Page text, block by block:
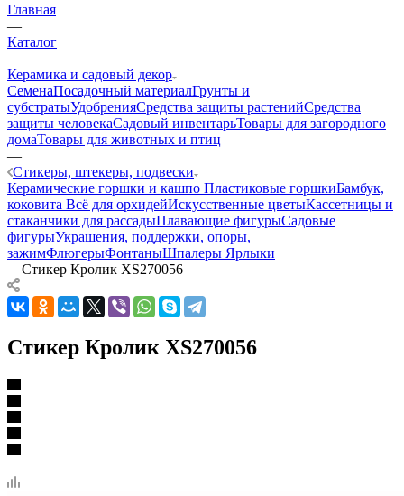
Главная
—
Каталог
—
Керамика и садовый декор
СеменаПосадочный материалГрунты и
субстратыУдобренияСредства защиты растенийСредства
защиты человекаСадовый инвентарьТовары для загородного
домаТовары для животных и птиц
—
Стикеры, штекеры, подвески
Керамические горшки и кашпо Пластиковые горшкиБамбук,
коковита Всё для орхидейИскусственные цветыКассетницы и
стаканчики для рассадыПлавающие фигурыСадовые
фигурыУкрашения, поддержки, опоры,
зажимФлюгерыФонтаныШпалеры Ярлыки
—Стикер Кролик XS270056
Стикер Кролик XS270056